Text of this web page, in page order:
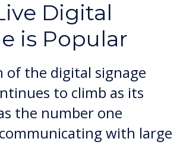
Digital
is Popular
of the digital signage
to climb as its
the number one
with large